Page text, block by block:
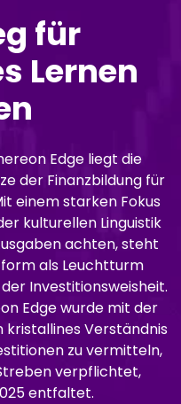
für
Lernen
Edge liegt die
der Finanzbildung für
einem starken Fokus
kulturellen Linguistik
achten, steht
als Leuchtturm
Investitionsweisheit.
Edge wurde mit der
kristallines Verständnis
zu vermitteln,
verpflichtet,
entfaltet.